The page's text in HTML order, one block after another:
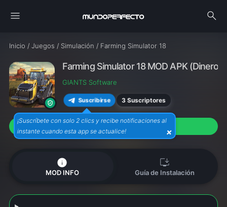
menu search
Inicio / Juegos / Simulación / Farming Simulator 18
Farming Simulator 18 MOD APK (Dinero
GIANTS Software
Suscribirse 3 Suscriptores
¡Suscríbete con solo 2 clics y recibe notificaciones al
instante cuando esta app se actualice!
×
download Descargar APK (324M)
info
MOD INFO
install_desktop
Guía de Instalación